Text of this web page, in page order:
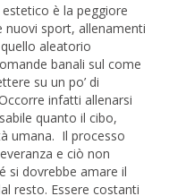
è la peggiore
nuovi sport, allenamenti
aleatorio
banali sul come
su un po’ di
infatti allenarsi
quanto il cibo,
umana. Il processo
e ciò non
si dovrebbe amare il
resto. Essere costanti